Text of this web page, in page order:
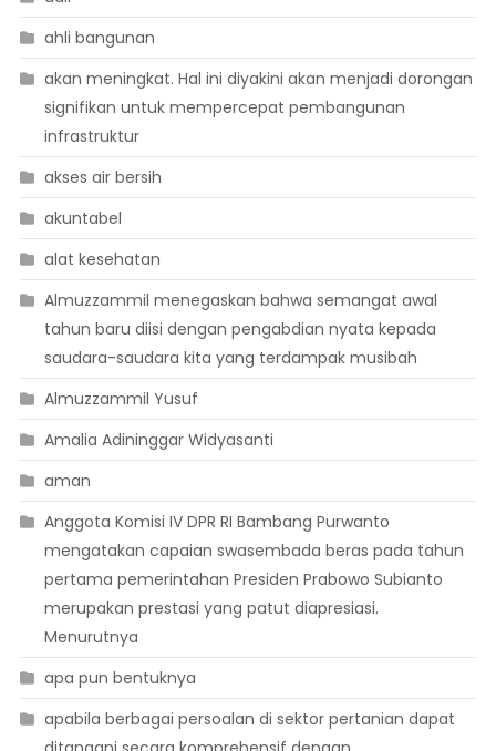
ahli bangunan
akan meningkat. Hal ini diyakini akan menjadi dorongan
signifikan untuk mempercepat pembangunan
infrastruktur
akses air bersih
akuntabel
alat kesehatan
Almuzzammil menegaskan bahwa semangat awal
tahun baru diisi dengan pengabdian nyata kepada
saudara-saudara kita yang terdampak musibah
Almuzzammil Yusuf
Amalia Adininggar Widyasanti
aman
Anggota Komisi IV DPR RI Bambang Purwanto
mengatakan capaian swasembada beras pada tahun
pertama pemerintahan Presiden Prabowo Subianto
merupakan prestasi yang patut diapresiasi.
Menurutnya
apa pun bentuknya
apabila berbagai persoalan di sektor pertanian dapat